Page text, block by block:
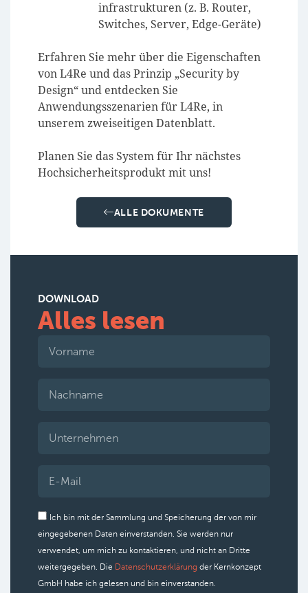
infrastrukturen (z. B. Router,
Switches, Server, Edge-Geräte)
Erfahren Sie mehr über die Eigenschaften
von L4Re und das Prinzip „Security by
Design“ und entdecken Sie
Anwendungsszenarien für L4Re, in
unserem zweiseitigen Datenblatt.
Planen Sie das System für Ihr nächstes
Hochsicherheitsprodukt mit uns!
ALLE DOKUMENTE
DOWNLOAD
Alles lesen
Ich bin mit der Sammlung und Speicherung der von mir
eingegebenen Daten einverstanden. Sie werden nur
verwendet, um mich zu kontaktieren, und nicht an Dritte
weitergegeben. Die Datenschutzerklärung der Kernkonzept
GmbH habe ich gelesen und bin einverstanden.